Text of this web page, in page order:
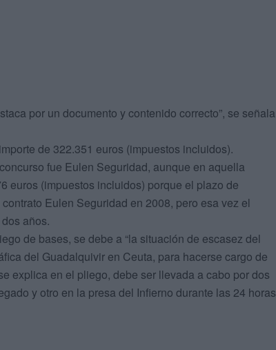
por un documento y contenido correcto”, se señala
de 322.351 euros (impuestos incluidos).
fue Eulen Seguridad, aunque en aquella
euros (impuestos incluidos) porque el plazo de
Eulen Seguridad en 2008, pero esa vez el
años.
de bases, se debe a “la situación de escasez del
del Guadalquivir en Ceuta, para hacerse cargo de
explica en el pliego, debe ser llevada a cabo por dos
y otro en la presa del Infierno durante las 24 horas